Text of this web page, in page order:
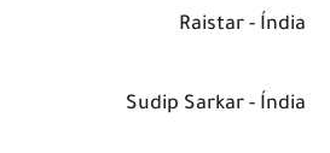
Raistar - Índia
Sudip Sarkar - Índia